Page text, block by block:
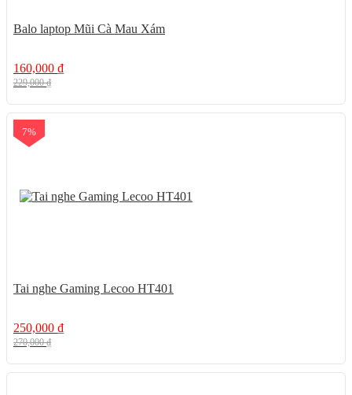
Balo laptop Mũi Cà Mau Xám
160,000 ₫
229,000₫
7%
Tai nghe Gaming Lecoo HT401
250,000 ₫
270,000₫